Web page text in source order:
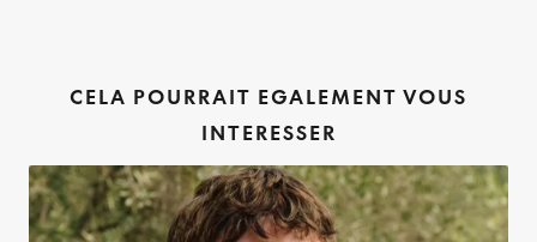
CELA POURRAIT EGALEMENT VOUS
INTERESSER